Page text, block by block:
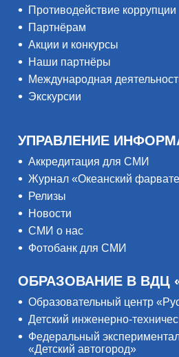
Противодействие коррупции
Партнёрам
Акции и конкурсы
Наши партнёры
Международная
Экскурсии
УПРАВЛЕНИЕ
Аккредитация для СМИ
Журнал «Океанский
Релизы
Новости
СМИ о нас
Фотобанк для СМИ
ОБРАЗОВАНИЕ В ВДЦ
Образовательный центр
Детский инженерно-
Федеральный
«Детский автогород»